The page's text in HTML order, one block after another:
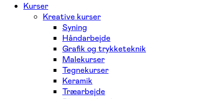
Kurser
Kreative kurser
Syning
Håndarbejde
Grafik og trykketeknik
Malekurser
Tegnekurser
Keramik
Træarbejde